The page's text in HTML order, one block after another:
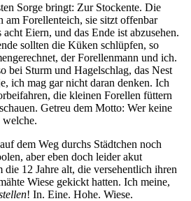
Sorge bringt: Zur Stockente. Die
am Forellenteich, sie sitzt offenbar
Eiern, und das Ende ist abzusehen.
sollten die Küken schlüpfen, so
der Forellenmann und ich.
bei Sturm und Hagelschlag, das Nest
ich mag gar nicht daran denken. Ich
die kleinen Forellen füttern
Getreu dem Motto: Wer keine
welche.
dem Weg durchs Städtchen noch
aber eben doch leider akut
die 12 Jahre alt, die versehentlich ihren
Wiese gekickt hatten. Ich meine,
! In. Eine. Hohe. Wiese.